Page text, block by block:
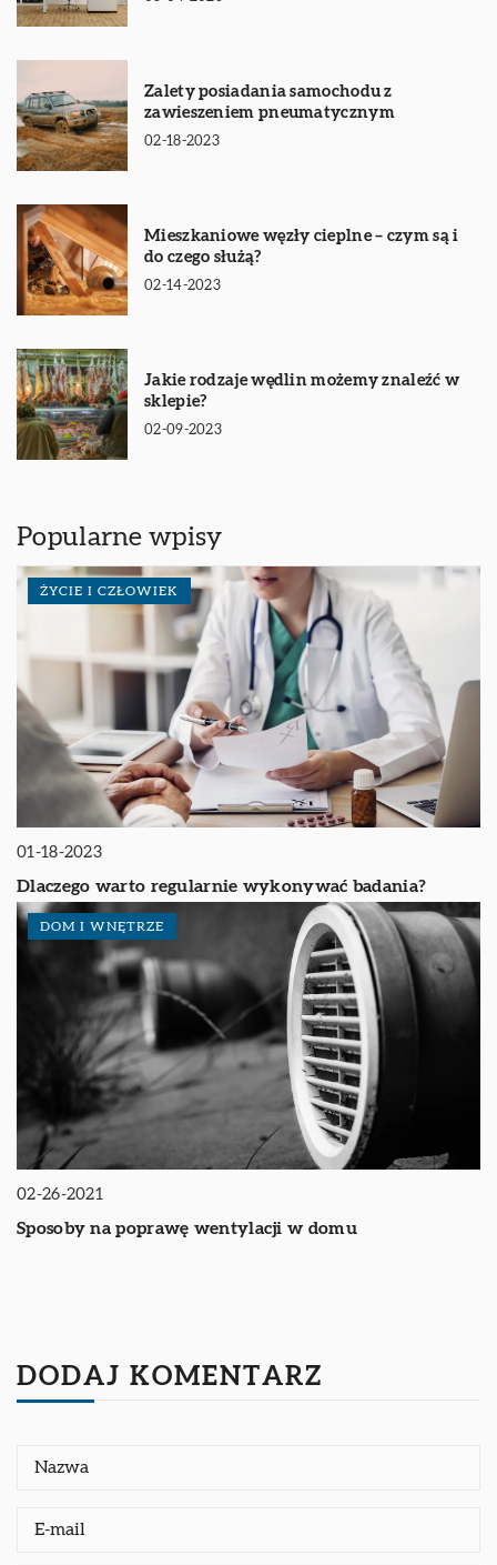
Zalety posiadania samochodu z
zawieszeniem pneumatycznym
02-18-2023
Mieszkaniowe węzły cieplne – czym są i
do czego służą?
02-14-2023
Jakie rodzaje wędlin możemy znaleźć w
sklepie?
02-09-2023
Popularne wpisy
ŻYCIE I CZŁOWIEK
01-18-2023
Dlaczego warto regularnie wykonywać badania?
DOM I WNĘTRZE
02-26-2021
Sposoby na poprawę wentylacji w domu
DODAJ KOMENTARZ